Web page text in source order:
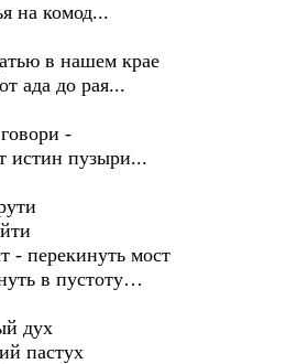
на комод...
в нашем крае
ада до рая...
-
истин пузыри...
- перекинуть мост
в пустоту…
дух
пастух